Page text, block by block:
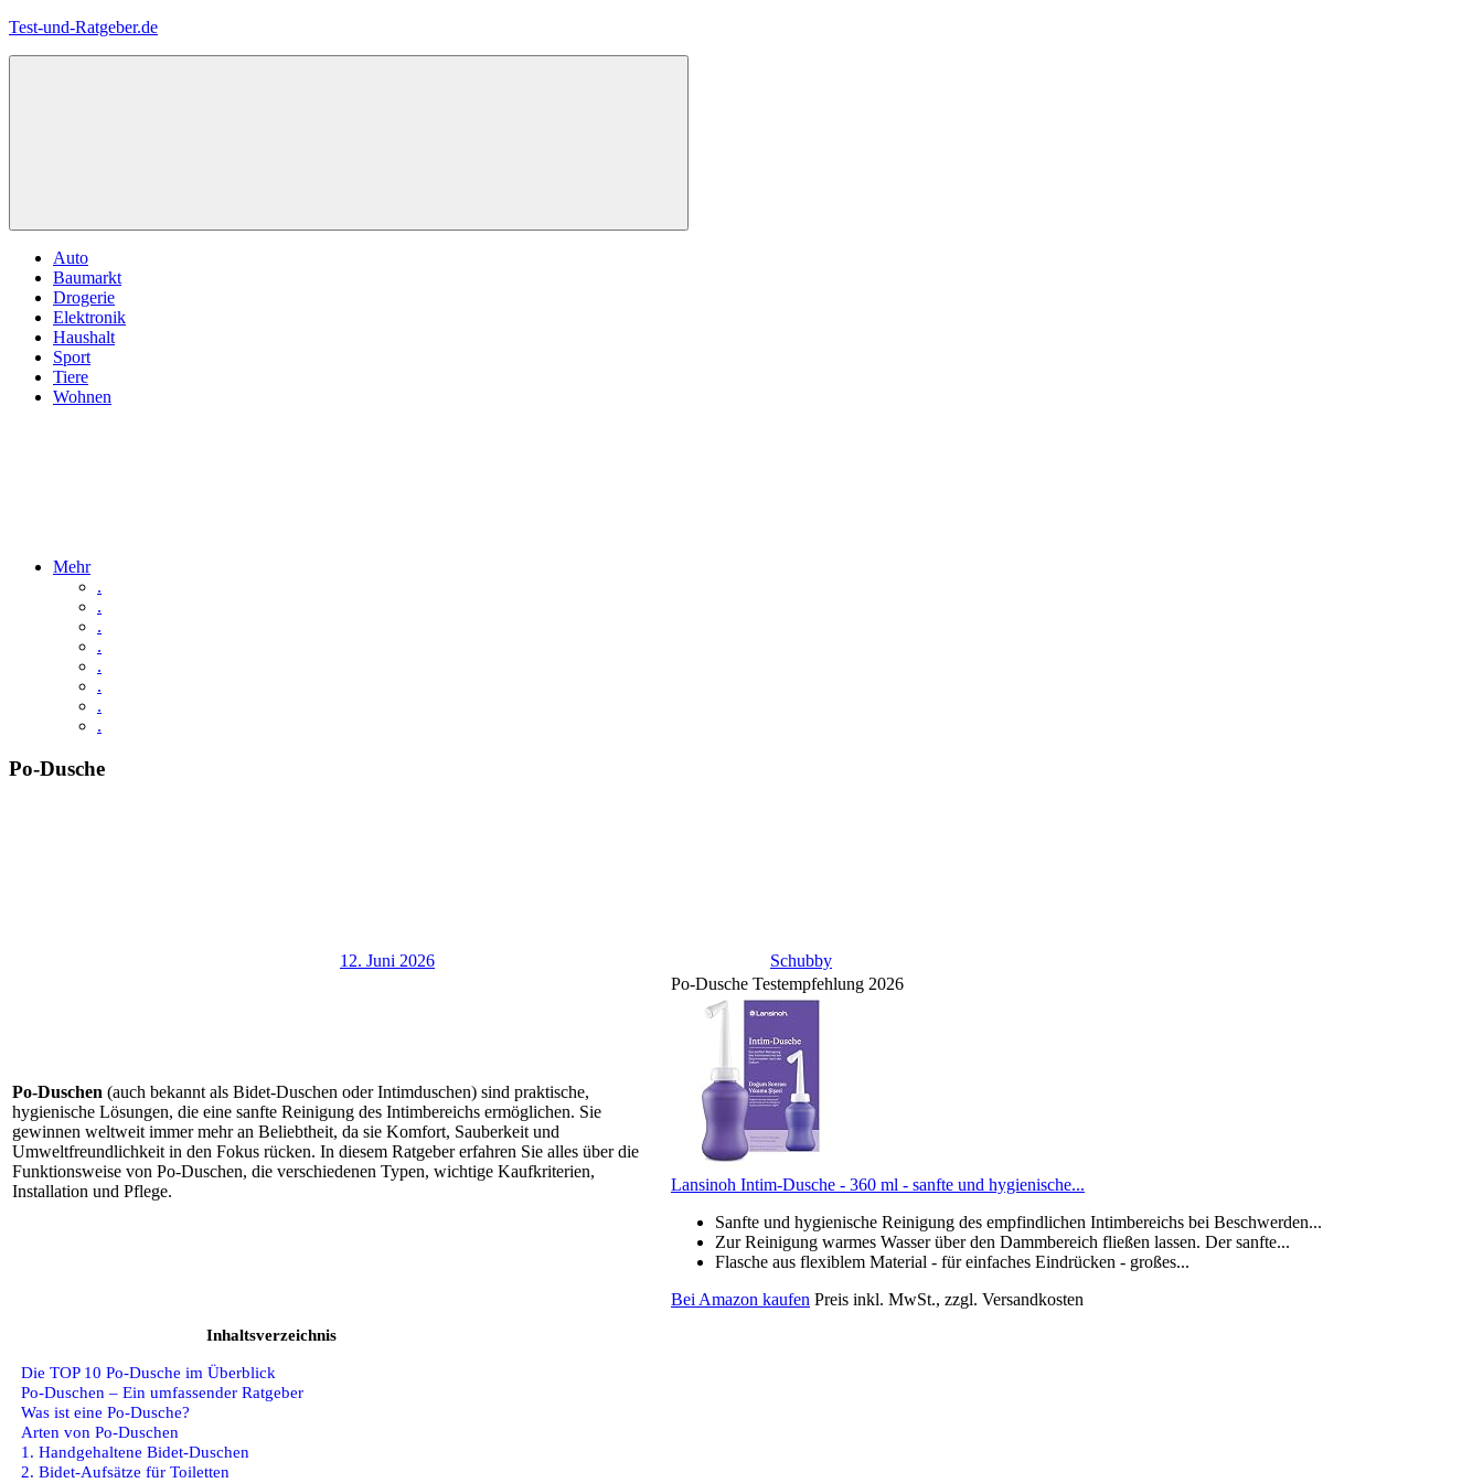
Zum
Test-und-Ratgeber.de
Menü
Auto
Baumarkt
Drogerie
Elektronik
Haushalt
Sport
Tiere
Wohnen
Mehr
.
.
.
.
.
.
.
.
Po-Dusche
12. Juni 2026 Schubby
Po-Duschen (auch bekannt als Bidet-Duschen oder Intimduschen) sind praktische,
hygienische Lösungen, die eine sanfte Reinigung des Intimbereichs ermöglichen. Sie
gewinnen weltweit immer mehr an Beliebtheit, da sie Komfort, Sauberkeit und
Umweltfreundlichkeit in den Fokus rücken. In diesem Ratgeber erfahren Sie alles über die
Funktionsweise von Po-Duschen, die verschiedenen Typen, wichtige Kaufkriterien,
Installation und Pflege.
Po-Dusche Testempfehlung 2026
Lansinoh Intim-Dusche - 360 ml - sanfte und hygienische...
Sanfte und hygienische Reinigung des empfindlichen Intimbereichs bei Beschwerden...
Zur Reinigung warmes Wasser über den Dammbereich fließen lassen. Der sanfte...
Flasche aus flexiblem Material - für einfaches Eindrücken - großes...
Bei Amazon kaufen Preis inkl. MwSt., zzgl. Versandkosten
Inhaltsverzeichnis
Die TOP 10 Po-Dusche im Überblick
Po-Duschen – Ein umfassender Ratgeber
Was ist eine Po-Dusche?
Arten von Po-Duschen
1. Handgehaltene Bidet-Duschen
2. Bidet-Aufsätze für Toiletten